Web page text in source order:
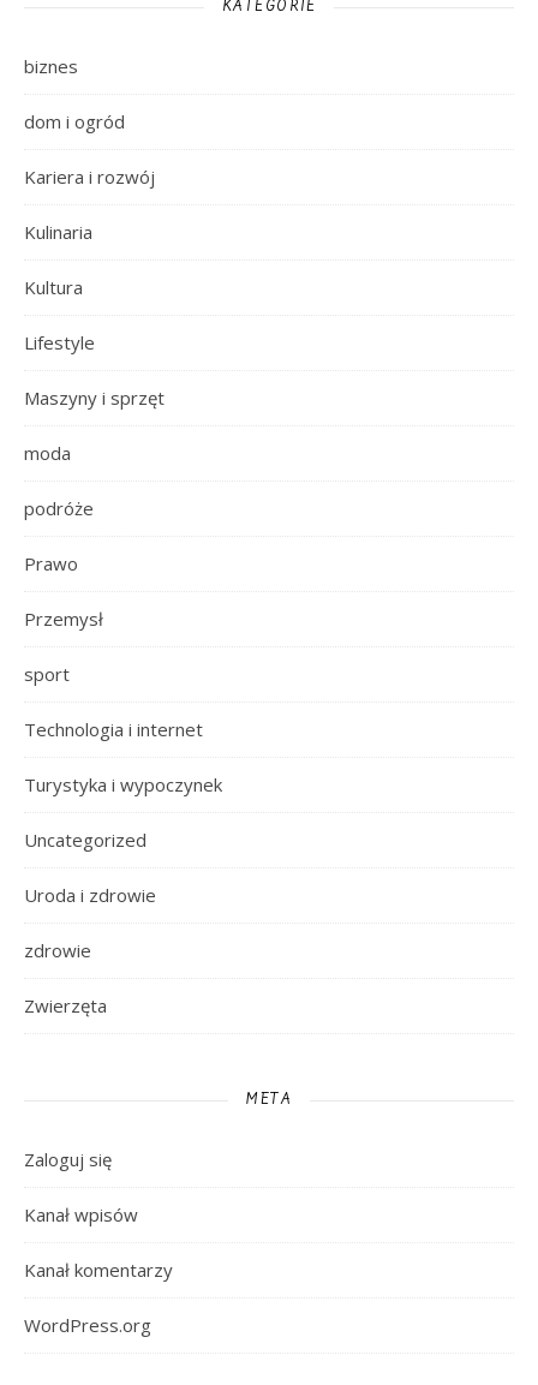
KATEGORIE
biznes
dom i ogród
Kariera i rozwój
Kulinaria
Kultura
Lifestyle
Maszyny i sprzęt
moda
podróże
Prawo
Przemysł
sport
Technologia i internet
Turystyka i wypoczynek
Uncategorized
Uroda i zdrowie
zdrowie
Zwierzęta
META
Zaloguj się
Kanał wpisów
Kanał komentarzy
WordPress.org